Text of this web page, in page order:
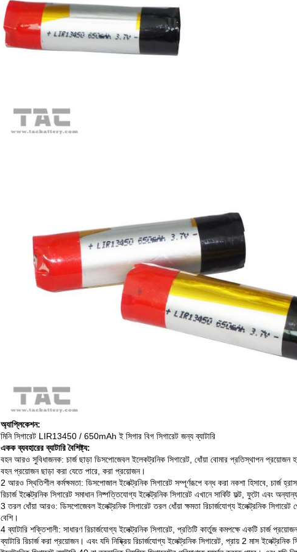
অ্যাপ্লিকেশন:
মিনি সিগারেট LIR13450 / 650mAh ই সিগার বিগ সিগারেট জন্য ব্যাটারি
একক ব্যবহারের ব্যাটারি বৈশিষ্ট্য:
বহন আরও সুবিধাজনক: চার্জ ছাড়া ডিসপোজেবল ইলেকট্রনিক সিগারেট, ধোঁয়া বোমার প্রতিস্থাপন প্রয়োজন হয়
বহন প্রয়োজন ছাড়া করা যেতে পারে, করা প্রয়োজন।
2 আরও স্থিতিশীল কর্মক্ষমতা: ডিসপোজাল ইলেক্ট্রনিক সিগারেট সম্পূর্ণরূপে বন্ধ করা নকশা হিসাবে, চার্জ
রিচার্জ ইলেক্ট্রনিক সিগারেট সমাধান নিষ্পত্তিযোগ্য ইলেক্ট্রনিক সিগারেট এখানে সার্কিট ফল্ট, ফুটো এবং
3 তরল ধোঁয়া আরও: ডিসপোজেবল ইলেক্ট্রনিক সিগারেট তরল ধোঁয়া ক্ষমতা রিচার্জযোগ্য ইলেক্ট্রনিক
বেশি।
4 ব্যাটারি শক্তিশালী: সাধারণ রিচার্জযোগ্য ইলেক্ট্রনিক সিগারেট, প্রতিটি কার্তুজ কমপক্ষে একটি চার্জ
ব্যাটারি রিচার্জ করা প্রয়োজন। এবং যদি নিষ্ক্রিয় রিচার্জযোগ্য ইলেক্ট্রনিক সিগারেট, প্রায় 2 মাস ইলেক্ট্রনিক